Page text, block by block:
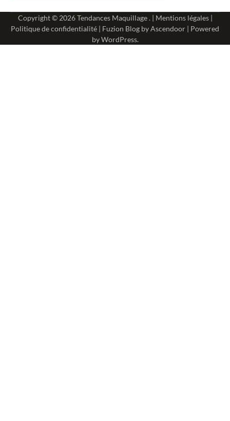
Copyright © 2026Tendances Maquillage. | Mentions légales|
Politique de confidentialité | Fuzion Blog byAscendoor | Powered
byWordPress.